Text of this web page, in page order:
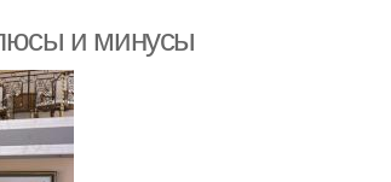
и минусы